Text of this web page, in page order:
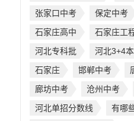
张家口中考
保定中考
石家庄高中
石家庄工
河北专科批
河北3+4
石家庄
邯郸中考
廊坊中考
沧州中考
河北单招分数线
有哪